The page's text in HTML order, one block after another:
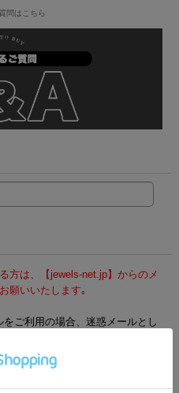
問はこちら
方は、【jewels-net.jp】からのメ
願いいたします｡
ご利用の場合、迷惑メールとし